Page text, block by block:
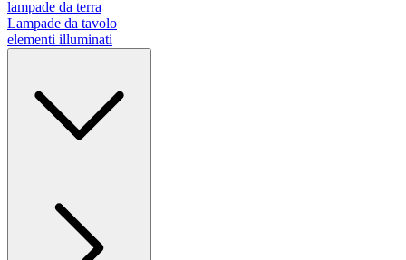
lampade da terra
Lampade da tavolo
elementi illuminati